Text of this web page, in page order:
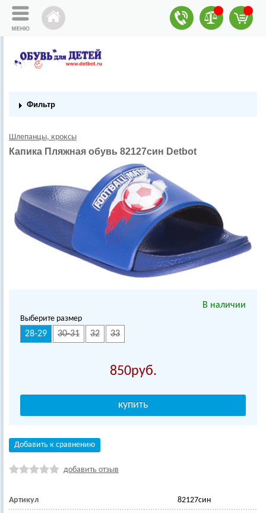
Фильтр
Шлепанцы, кроксы
Капика Пляжная обувь 82127син Detbot
В наличии
Выберите размер
28-29 30-31 32 33
850
Добавить к сравнению
добавить отзыв
Артикул 82127син